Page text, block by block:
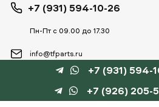
+7 (931) 594-10-26
Пн-Пт с 09.00 до 17.30
info@tfparts.ru
ТЕХНОБОКС
+7 (931)
+7 (926)